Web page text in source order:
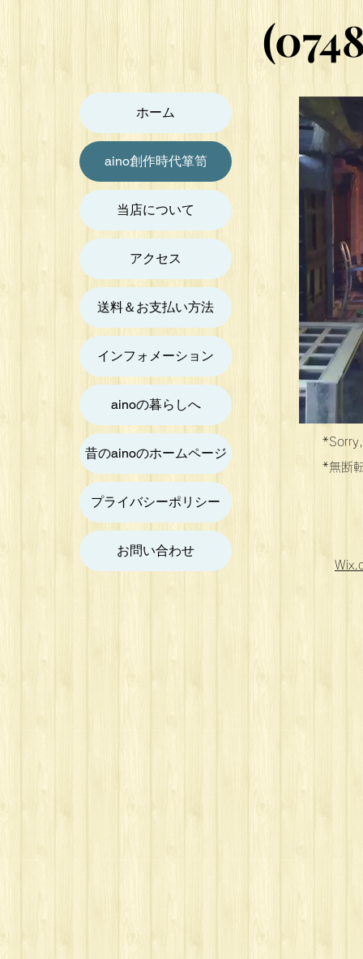
ホーム
aino創作時代箪笥
当店について
アクセス
送料＆お支払い方法
インフォメーション
ainoの暮らしへ
昔のainoのホームページ
プライバシーポリシー
お問い合わせ
*無断